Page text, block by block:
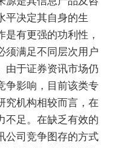
平决定其自身的生
有更强的功利性，
须满足不同层次用户
由于证券资讯市场仍
争影响，目前该类专
究机构相较而言，在
不足。在缺乏有效的
公司竞争图存的方式